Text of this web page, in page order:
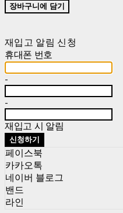
장바구니에 담기
재입고 알림 신청
휴대폰 번호
-
-
재입고 시 알림
신청하기
페이스북
카카오톡
네이버 블로그
밴드
라인